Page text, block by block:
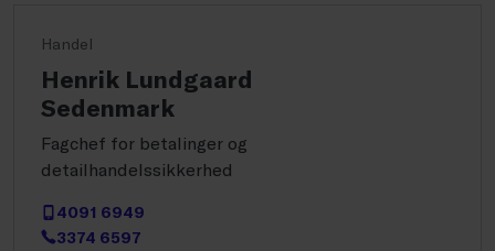
Handel
Henrik Lundgaard
Sedenmark
Fagchef for betalinger og
detailhandelssikkerhed
4091 6949
3374 6597